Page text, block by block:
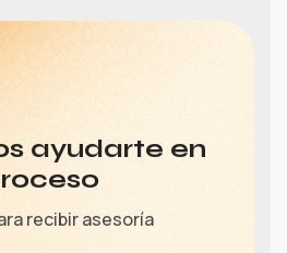
ayudarte en
recibir asesoría